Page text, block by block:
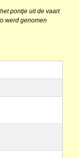
pontje uit de vaart
werd genomen